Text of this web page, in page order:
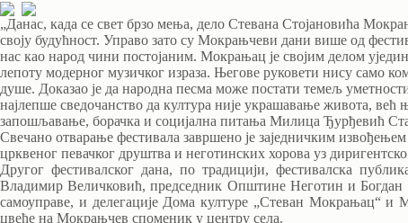
„Данас, када се свет брзо мења, дело Стевана Стојановића
своју будућност. Управо зато су Мокрањчеви дани више од
нас као народ чини постојаним. Мокрањац је својим делом
лепоту модерног музичког израза. Његове руковети нису само
душе. Доказао је да народна песма може постати темељ
најлепше сведочанство да култура није украшавање живота, већ
запошљавање, борачка и социјална питања Милица Ђурђевић
Свечано отварање фестивала завршено је заједничким
црквеног певачког друштва и неготинских хорова уз
Другог фестивалског дана, по традицији, фестивалска
Владимир Величковић, председник Општине Неготин и
самоуправе, и делегације Дома културе „Стеван Мокрањац“
цвеће на Мокрањчев споменик у центру села.